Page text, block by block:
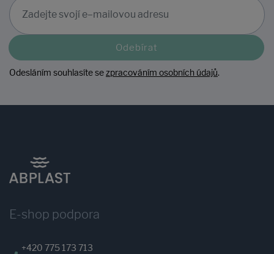
Odebírat
Odesláním souhlasíte sezpracováním osobních údajů.
E-shop podpora
+420 775 173 713